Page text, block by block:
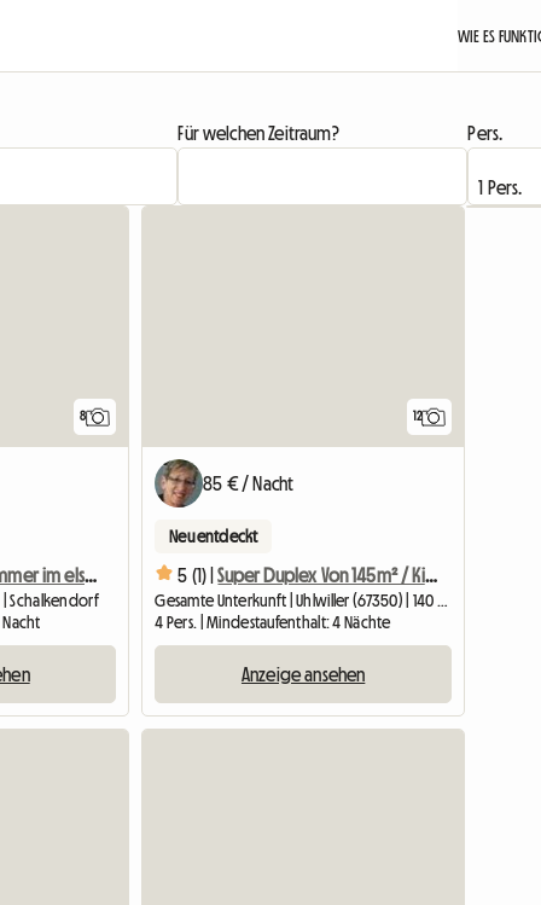
WIE ES
Für welchen Zeitraum? Pers.
8
Großes Schlafzimmer im elsässischen Haus
Schalkendorf
Nacht
12
85 € / Nacht
Neu entdeckt
5 (1) | Super Duplex Von 145m² / Kindertagesstätte Möglich
Gesamte Unterkunft | Uhlwiller (67350) | 140 M2
4 Pers. | Mindestaufenthalt: 4 Nächte
Anzeige ansehen